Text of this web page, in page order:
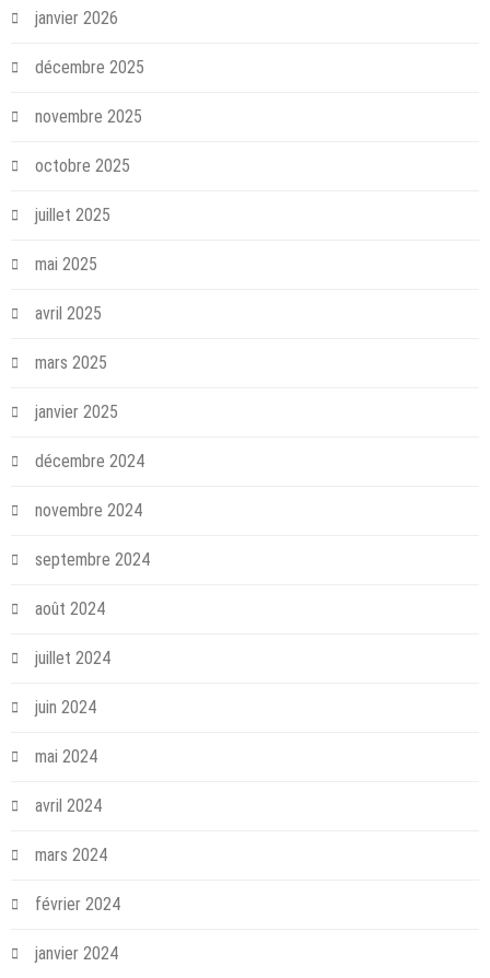
janvier 2026
décembre 2025
novembre 2025
octobre 2025
juillet 2025
mai 2025
avril 2025
mars 2025
janvier 2025
décembre 2024
novembre 2024
septembre 2024
août 2024
juillet 2024
juin 2024
mai 2024
avril 2024
mars 2024
février 2024
janvier 2024